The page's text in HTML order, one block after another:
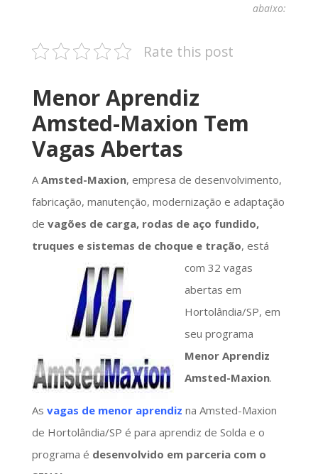
abaixo:
Rate this post
Menor Aprendiz
Amsted-Maxion Tem
Vagas Abertas
A Amsted-Maxion, empresa de desenvolvimento,
fabricação, manutenção, modernização e adaptação
de vagões de carga, rodas de aço fundido,
truques e sistemas de choque etração, está
com 32 vagas
abertas em
Hortolândia/SP, em
seu programa
Menor Aprendiz
Amsted-Maxion.
As vagas de menor aprendiz na Amsted-Maxion
de Hortolândia/SP é para aprendiz de Solda e o
programa é desenvolvido em parceria com o